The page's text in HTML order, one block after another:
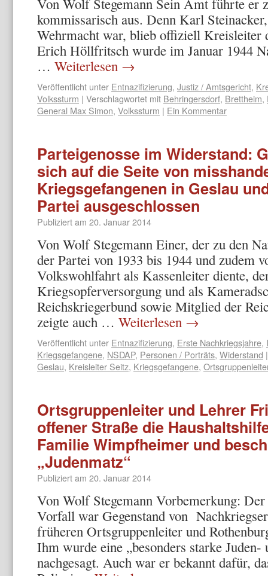
Von Wolf Stegemann Sein Amt führte er
kommissarisch aus. Denn Karl
Wehrmacht war, blieb offiziell Kreisleiter
Erich Höllfritsch wurde im Januar 1944
… Weiterlesen →
Veröffentlicht unter Entnazifizierung, Justiz / Amtsgericht,
Volkssturm | Verschlagwortet mit Behringersdorf, Brettheim,
General Max Simon, Volkssturm | Ein Kommentar
Parteigenosse im Widerstand:
sich auf die Seite von
Kriegsgefangenen in Geslau
Partei ausgeschlossen
Publiziert am 20. Januar 2014
Von Wolf Stegemann Einer, der zu den
der Partei von 1933 bis 1944 und zudem
Volkswohlfahrt als Kassenleiter diente,
Kriegsopferversorgung und als
Reichskriegerbund sowie Mitglied der
zeigte auch … Weiterlesen →
Veröffentlicht unter Entnazifizierung, Erste Nachkriegsjahre,
Kriegsgefangene, NSDAP, Personen / Porträts, Widerstand |
Geslau, Kreisleiter Seitz, Kriegsgefangene,
Ortsgruppenleiter und Lehrer
offener Straße die
Familie Wimpfheimer und
„Judenmatz“
Publiziert am 20. Januar 2014
Von Wolf Stegemann Vorbemerkung: Der
Vorfall war Gegenstand von
früheren Ortsgruppenleiter und
Ihm wurde eine „besonders starke
nachgesagt. Auch war er bekannt dafür,